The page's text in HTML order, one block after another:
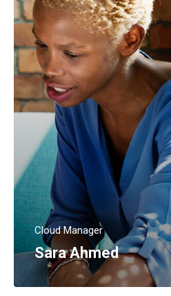
Cloud Manager
Sara Ahmed